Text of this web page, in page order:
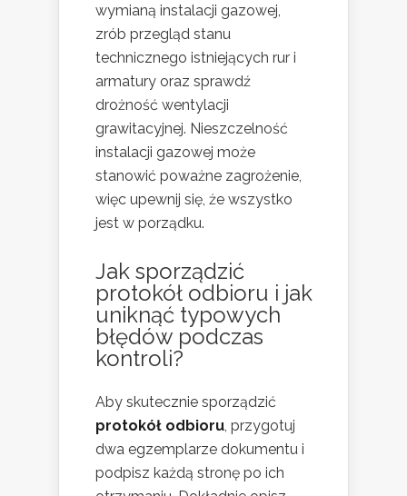
wymianą instalacji gazowej,
zrób przegląd stanu
technicznego istniejących rur i
armatury oraz sprawdź
drożność wentylacji
grawitacyjnej. Nieszczelność
instalacji gazowej może
stanowić poważne zagrożenie,
więc upewnij się, że wszystko
jest w porządku.
Jak sporządzić
protokół odbioru i jak
uniknąć typowych
błędów podczas
kontroli?
Aby skutecznie sporządzić
protokół odbioru , przygotuj
dwa egzemplarze dokumentu i
podpisz każdą stronę po ich